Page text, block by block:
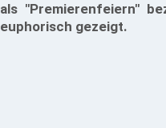
als "Premierenfeiern"
euphorisch gezeigt.